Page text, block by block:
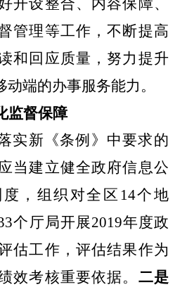
开设整合、内容保障、
管理等工作，不断提高
和回应质量，努力提升
端的办事服务能力。
监督保障
实新《条例》中要求的
当建立健全政府信息公
，组织对全区 14个地
个厅局开展2019年度政
估工作，评估结果作为
效考核重要依据。 二是